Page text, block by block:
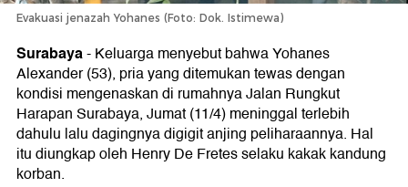
Evakuasi jenazah Yohanes (Foto: Dok. Istimewa)
Surabaya-Keluarga menyebut bahwa Yohanes
Alexander (53), pria yang ditemukan tewas dengan
kondisi mengenaskan di rumahnya Jalan Rungkut
Harapan Surabaya, Jumat (11/4) meninggal terlebih
dahulu lalu dagingnya digigit anjing peliharaannya. Hal
itu diungkap oleh Henry De Fretes selaku kakak kandung
korban.